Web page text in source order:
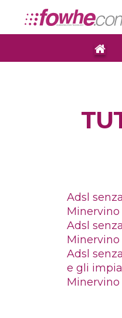
Adsl
Minervino
Adsl
Minervino
Adsl
e gli
Minervino